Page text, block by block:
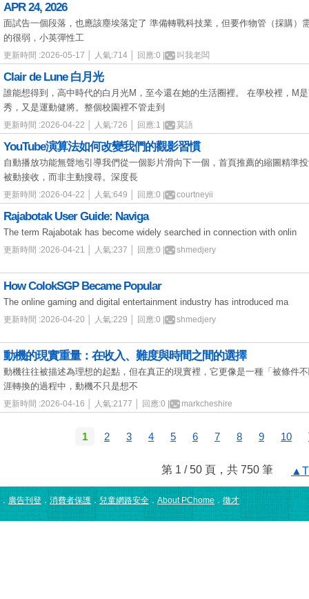
APR 24, 2026
面試告一個段落，也應該塵埃落定了 準備轉戰科技業，但要作物管（採購）
的很弱，小英彈性工
更新時間 :2026-05-17 │ 人氣:714 │ 回應:0 | 叫我老闆
Clair de Lune 白月光
誰能想得到，高中時代的白月光M，至今還在她的生活圈裡。 在學校裡，M
秀，又是運動健將。整個校園裡不管走到
更新時間 :2026-04-22 │ 人氣:726 │ 回應:1 | 莫語
YouTube演算法如何改變我們的觀影習慣
自動播放功能無聲地引導我們從一個影片滑向下一個，首頁推薦的縮圖精準
被動接收，而非主動搜尋。深度長
更新時間 :2026-04-22 │ 人氣:649 │ 回應:0 | courtneyii
Rajabotak User Guide: Naviga
The term Rajabotak has become widely searched in connection with onlin
更新時間 :2026-04-21 │ 人氣:237 │ 回應:0 | shmedjery
How ColokSGP Became Popular
The online gaming and digital entertainment industry has introduced ma
更新時間 :2026-04-20 │ 人氣:229 │ 回應:0 | shmedjery
動機的現實重量：在收入、難度與時間之間的選擇
動機往往被描述為理想的起點，但在真正的現實裡，它更像是一種「被條件
涯轉換的過程中，動機不只是想不
更新時間 :2026-04-16 │ 人氣:2177 │ 回應:0 | markcheshire
1 2 3 4 5 6 7 8 9 10
第 1 / 50 頁，共 750 筆
．廣告刊登．消費者保護．兒童網路安全． About PChome． 徵才